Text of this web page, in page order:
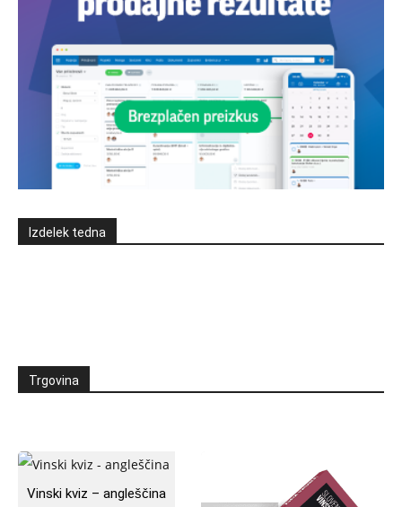
Izdelek tedna
Trgovina
Vinski kviz – angleščina